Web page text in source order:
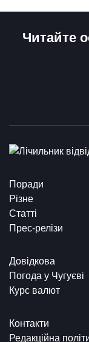
Читайте
Поради
Різне
Статті
Прес-релізи
Довідкова
Погода у Чугуєві
Курс валют
Контакти
Редакційна